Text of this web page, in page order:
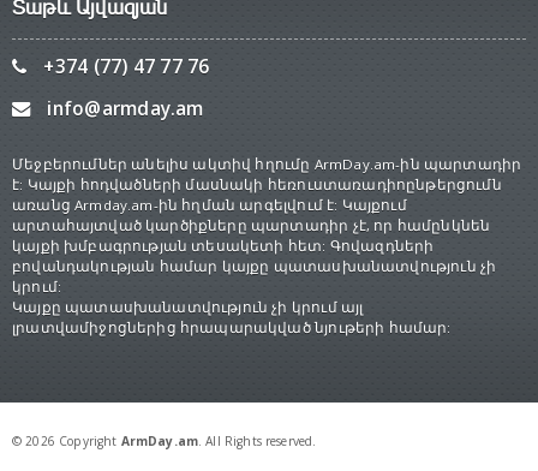
Տաթև Այվազյան
+374 (77) 47 77 76
info@armday.am
Մեջբերումներ անելիս ակտիվ հղումը ArmDay.am-ին պարտադիր
է: Կայքի հոդվածների մասնակի հեռուստառադիոընթերցումն
առանց Armday.am-ին հղման արգելվում է: Կայքում
արտահայտված կարծիքները պարտադիր չէ, որ համընկնեն
կայքի խմբագրության տեսակետի հետ: Գովազդների
բովանդակության համար կայքը պատասխանատվություն չի
կրում:
Կայքը պատասխանատվություն չի կրում այլ
լրատվամիջոցներից հրապարակված նյութերի համար:
© 2026 Copyright ArmDay.am. All Rights reserved.